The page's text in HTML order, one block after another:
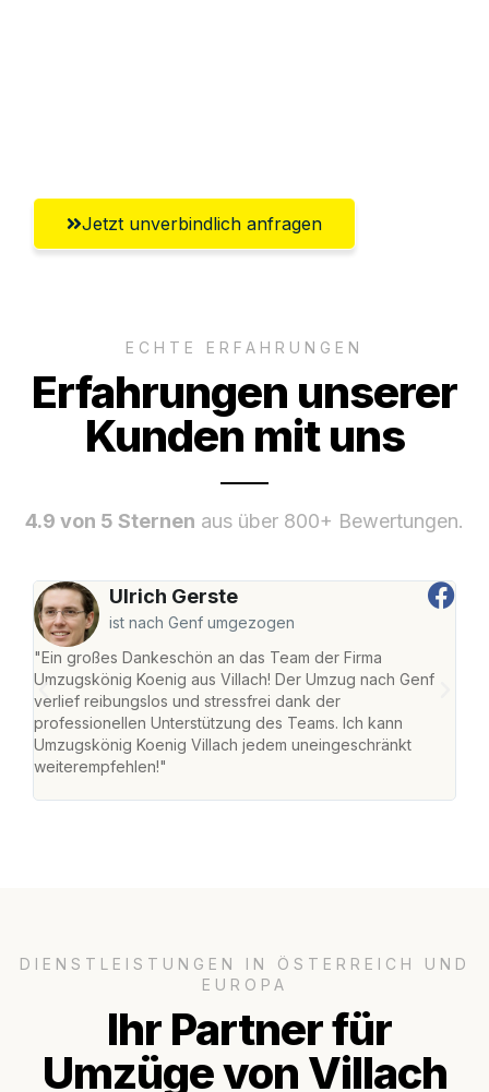
Jetzt unverbindlich anfragen
ECHTE ERFAHRUNGEN
Erfahrungen unserer
Kunden mit uns
4.9 von 5 Sternen aus über 800+ Bewertungen.
Ulrich Gerste
ist nach Genf umgezogen
"Ein großes Dankeschön an das Team der Firma
Umzugskönig Koenig aus Villach! Der Umzug nach Genf
verlief reibungslos und stressfrei dank der
professionellen Unterstützung des Teams. Ich kann
Umzugskönig Koenig Villach jedem uneingeschränkt
weiterempfehlen!"
DIENSTLEISTUNGEN IN ÖSTERREICH UND
EUROPA
Ihr Partner für
Umzüge von Villach